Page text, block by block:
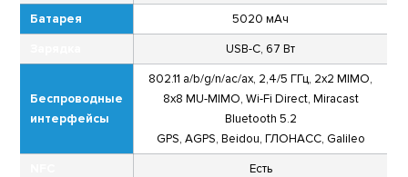
Батарея 5020 мАч
USB-C, 67 Вт
Беспроводные
интерфейсы
802.11 a/b/g/n/ac/ax, 2,4/5 ГГц, 2x2 MIMO,
8x8 MU-MIMO, Wi-Fi Direct, Miracast
Bluetooth 5.2
GPS, AGPS, Beidou, ГЛОНАСС, Galileo
Есть